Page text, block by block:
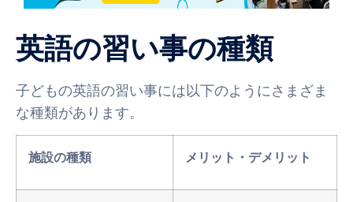
英語の習い事の種類
子どもの英語の習い事には以下のようにさまざま
な種類があります。
施設の種類 メリット・デメリット